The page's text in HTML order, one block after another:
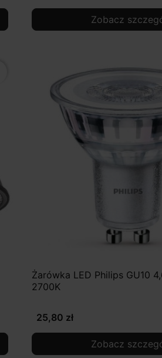
Zobacz
Żarówka LED Philips GU10
2700K
25,80 zł
Zobacz